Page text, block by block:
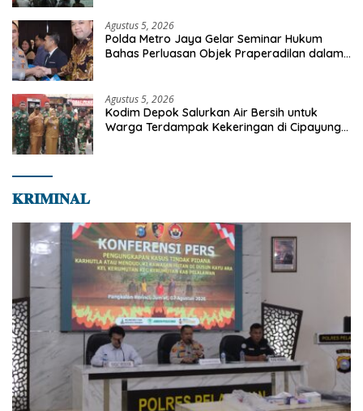
Agustus 5, 2026
Polda Metro Jaya Gelar Seminar Hukum
Bahas Perluasan Objek Praperadilan dalam
Agustus 5, 2026
Kodim Depok Salurkan Air Bersih untuk
Warga Terdampak Kekeringan di Cipayung
𝐊𝐑𝐈𝐌𝐈𝐍𝐀𝐋